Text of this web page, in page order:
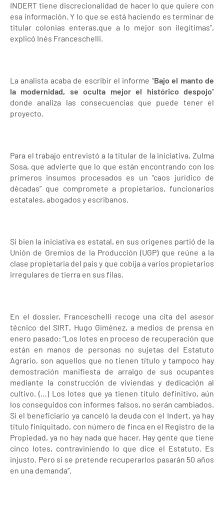
INDERT tiene discrecionalidad de hacer lo que quiere con
esa información. Y lo que se está haciendo es terminar de
titular colonias enteras,que a lo mejor son ilegítimas”,
explicó Inés Franceschelli.
La analista acaba de escribir el informe “Bajo el manto de
la modernidad, se oculta mejor el histórico despojo”
donde analiza las consecuencias que puede tener el
proyecto.
Para el trabajo entrevistó a la titular de la iniciativa, Zulma
Sosa, que advierte que lo que están encontrando con los
primeros insumos procesados es un “caos jurídico de
décadas” que compromete a propietarios, funcionarios
estatales, abogados y escribanos.
Si bien la iniciativa es estatal, en sus orígenes partió de la
Unión de Gremios de la Producción (UGP) que reúne a la
clase propietaria del país y que cobija a varios propietarios
irregulares de tierra en sus filas.
En el dossier, Franceschelli recoge una cita del asesor
técnico del SIRT, Hugo Giménez, a medios de prensa en
enero pasado: “Los lotes en proceso de recuperación que
están en manos de personas no sujetas del Estatuto
Agrario, son aquellos que no tienen título y tampoco hay
demostración manifiesta de arraigo de sus ocupantes
mediante la construcción de viviendas y dedicación al
cultivo. (…) Los lotes que ya tienen título definitivo, aún
los conseguidos con informes falsos, no serán cambiados.
Si el beneficiario ya canceló la deuda con el Indert, ya hay
título finiquitado, con número de finca en el Registro de la
Propiedad, ya no hay nada que hacer. Hay gente que tiene
cinco lotes, contraviniendo lo que dice el Estatuto. Es
injusto. Pero si se pretende recuperarlos pasarán 50 años
en una demanda”.